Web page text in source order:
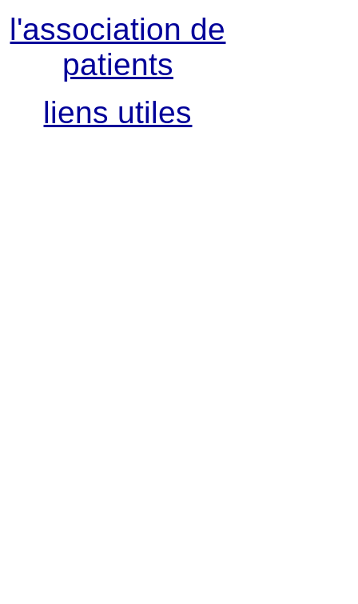
l'association de
patients
liens utiles